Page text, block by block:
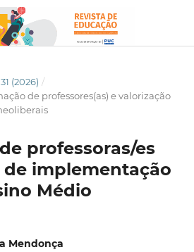
(2026) /
de professores(as) e valorização
professoras/es
implementação
Médio
Mendonça